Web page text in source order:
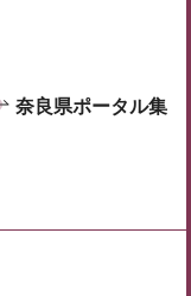
奈良県ポータル集